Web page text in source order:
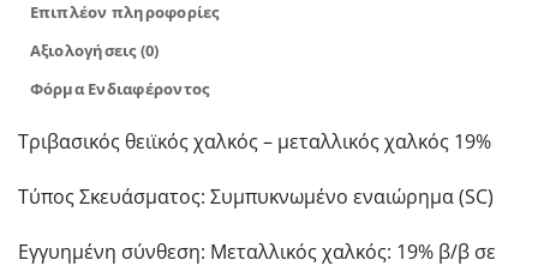
Επιπλέον πληροφορίες
Αξιολογήσεις (0)
Φόρμα Ενδιαφέροντος
Τριβασικός θειϊκός χαλκός – μεταλλικός χαλκός 19%
Τύπος Σκευάσματος: Συμπυκνωμένο εναιώρημα (SC)
Εγγυημένη σύνθεση: Μεταλλικός χαλκός: 19% β/β σε